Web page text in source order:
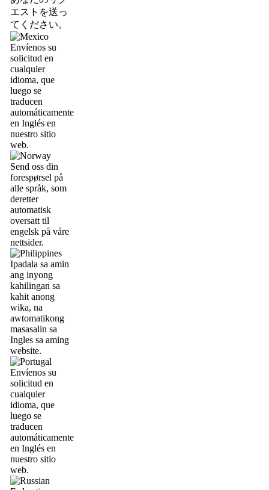
エストを送っ
てください。
Envíenos su
solicitud en
cualquier
idioma, que
luego se
traducen
automáticamente
en Inglés en
nuestro sitio
web.
Send oss din
forespørsel på
alle språk, som
deretter
automatisk
oversatt til
engelsk på våre
nettsider.
Ipadala sa amin
ang inyong
kahilingan sa
kahit anong
wika, na
awtomatikong
masasalin sa
Ingles sa aming
website.
Envíenos su
solicitud en
cualquier
idioma, que
luego se
traducen
automáticamente
en Inglés en
nuestro sitio
web.